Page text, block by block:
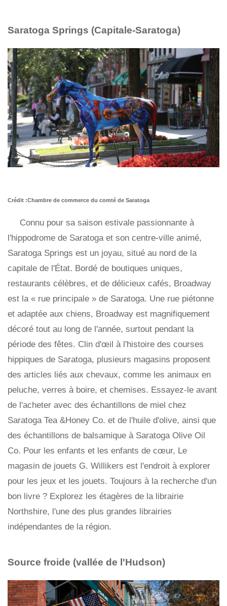
Saratoga Springs (Capitale-Saratoga)
Crédit :Chambre de commerce du comté de Saratoga
Connu pour sa saison estivale passionnante à
l'hippodrome de Saratoga et son centre-ville animé,
Saratoga Springs est un joyau, situé au nord de la
capitale de l'État. Bordé de boutiques uniques,
restaurants célèbres, et de délicieux cafés, Broadway
est la « rue principale » de Saratoga. Une rue piétonne
et adaptée aux chiens, Broadway est magnifiquement
décoré tout au long de l'année, surtout pendant la
période des fêtes. Clin d'œil à l'histoire des courses
hippiques de Saratoga, plusieurs magasins proposent
des articles liés aux chevaux, comme les animaux en
peluche, verres à boire, et chemises. Essayez-le avant
de l'acheter avec des échantillons de miel chez
Saratoga Tea &Honey Co. et de l'huile d'olive, ainsi que
des échantillons de balsamique à Saratoga Olive Oil
Co. Pour les enfants et les enfants de cœur, Le
magasin de jouets G. Willikers est l'endroit à explorer
pour les jeux et les jouets. Toujours à la recherche d'un
bon livre ? Explorez les étagères de la librairie
Northshire, l'une des plus grandes librairies
indépendantes de la région.
Source froide (vallée de l'Hudson)